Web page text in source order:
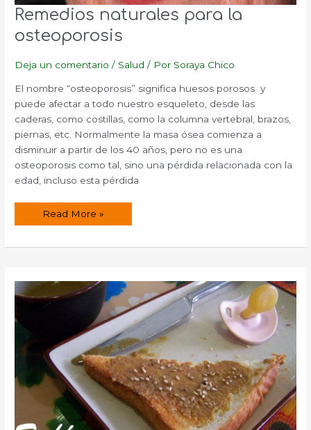
Remedios naturales para la
osteoporosis
Deja un comentario / Salud / Por Soraya Chico
El nombre “osteoporosis” significa huesos porosos y
puede afectar a todo nuestro esqueleto, desde las
caderas, como costillas, como la columna vertebral, brazos,
piernas, etc. Normalmente la masa ósea comienza a
disminuir a partir de los 40 años, pero no es una
osteoporosis como tal, sino una pérdida relacionada con la
edad, incluso esta pérdida
Remedios
osteoporosis
Read More »